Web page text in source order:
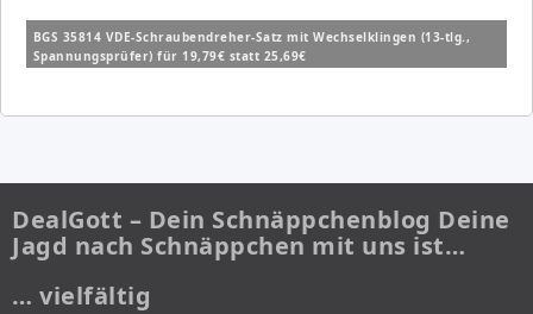
BGS 35814 VDE-Schraubendreher-Satz mit Wechselklingen (13-tlg.,
Spannungsprüfer) für 19,79€ statt 25,69€
DealGott – Dein Schnäppchenblog Deine
Jagd nach Schnäppchen mit uns ist…
… vielfältig